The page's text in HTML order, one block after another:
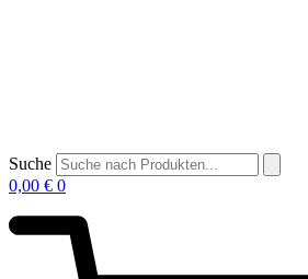
Suche
0,00 € 0